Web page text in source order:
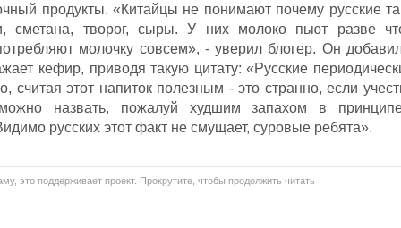
продукты. «Китайцы не понимают почему русские
сметана, творог, сыры. У них молоко пьют разве
молочку совсем», - уверил блогер. Он
кефир, приводя такую цитату: «Русские
считая этот напиток полезным - это странно, если
назвать, пожалуй худшим запахом в
русских этот факт не смущает, суровые ребята».
это поддерживает проект. Прокрутите, чтобы продолжить читать